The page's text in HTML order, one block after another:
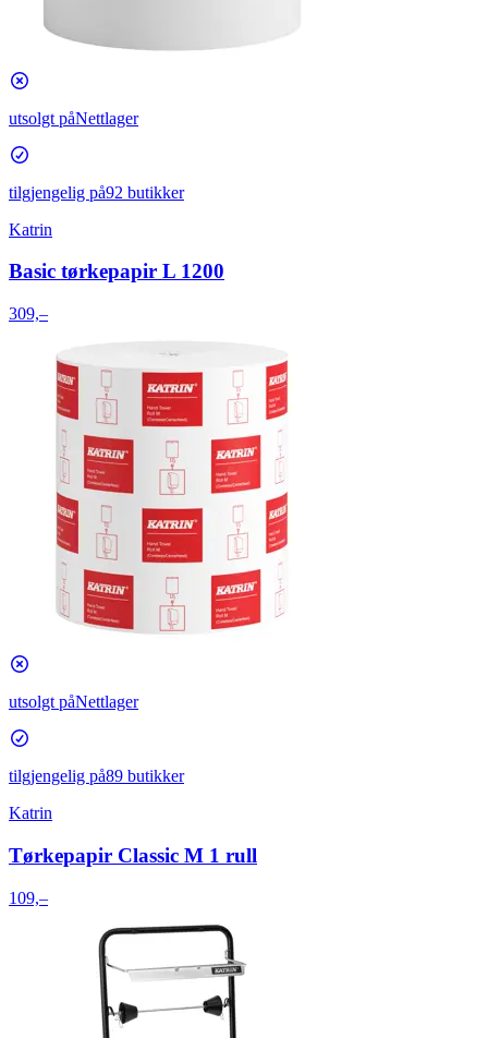
utsolgt påNettlager
tilgjengelig på92 butikker
Katrin
Basic tørkepapir L 1200
309,–
utsolgt påNettlager
tilgjengelig på89 butikker
Katrin
Tørkepapir Classic M 1 rull
109,–